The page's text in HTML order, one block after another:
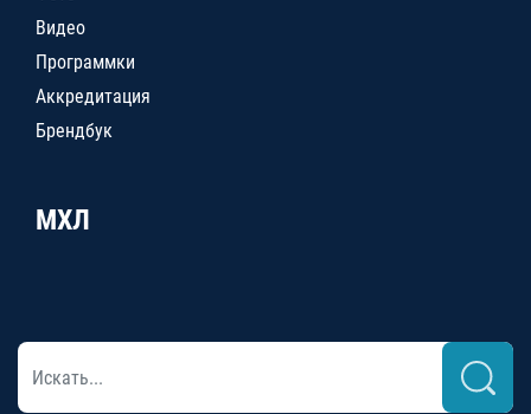
Видео
Программки
Аккредитация
Брендбук
МХЛ